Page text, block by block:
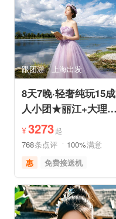
家庭游
摄影之旅
休闲度假
自然山水
美食享受
世界遗产
亲子休闲
动植物园
小众风光
森林公园
美景探索
跟团游 上海出发
8天7晚·轻奢纯玩15成
人小团★丽江+大理
+香格里拉/泸沽湖★直
飞丽江
¥3273起
768条点评 100%满意
惠
免费接送机
家庭游
祈福之旅
赏花之旅
摄影之旅
雪山之旅
自然山水
行车时长短